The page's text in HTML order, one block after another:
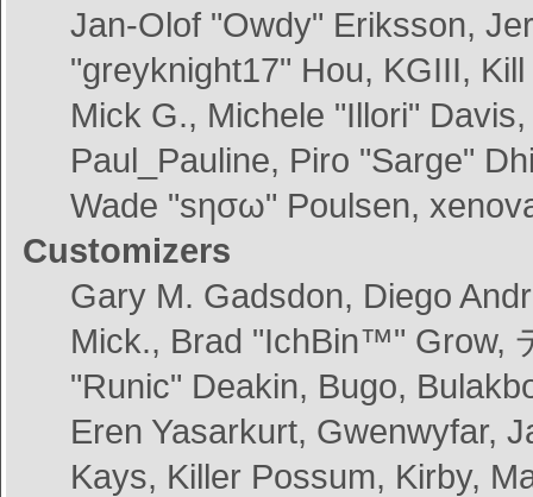
Jan-Olof "Owdy" Eriksson,
"greyknight17" Hou, KGIII,
Mick G., Michele "Illori"
Paul_Pauline, Piro "Sarge"
Wade "sησω" Poulsen,
Customizers
Gary M. Gadsdon, Diego
Mick., Brad "IchBin™" Grow,
"Runic" Deakin, Bugo,
Eren Yasarkurt, Gwenwyfar,
Kays, Killer Possum, Kirby,